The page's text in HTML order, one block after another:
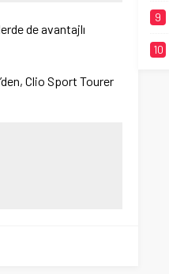
de avantajlı
Clio Sport Tourer
9
10